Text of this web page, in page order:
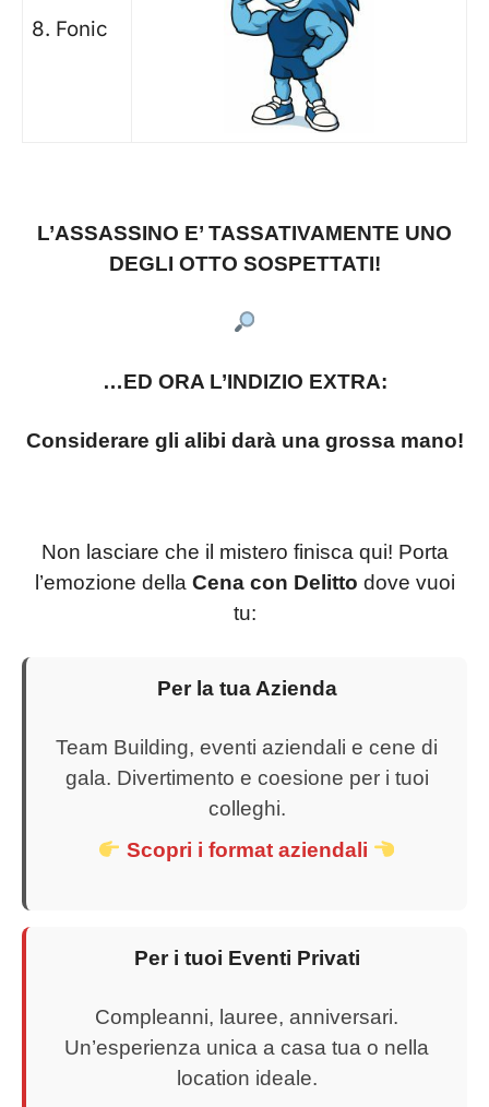
8. Fonic
L’ASSASSINO E’ TASSATIVAMENTE UNO
DEGLI OTTO SOSPETTATI!
…ED ORA L’INDIZIO EXTRA:
Considerare gli alibi darà una grossa mano!
Non lasciare che il mistero finisca qui! Porta
l’emozione della Cena con Delitto dove vuoi
tu:
Per la tua Azienda
Team Building, eventi aziendali e cene di
gala. Divertimento e coesione per i tuoi
colleghi.
Scopri i format aziendali
Per i tuoi Eventi Privati
Compleanni, lauree, anniversari.
Un’esperienza unica a casa tua o nella
location ideale.